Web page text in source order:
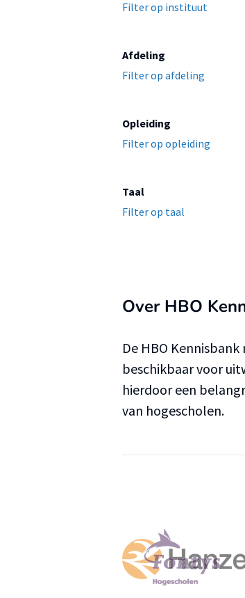
Filter op instituut
Afdeling
Filter op afdeling
Opleiding
Filter op opleiding
Taal
Filter op taal
Over HBO
De HBO
beschikbaar voor
hierdoor een
van hogescholen.